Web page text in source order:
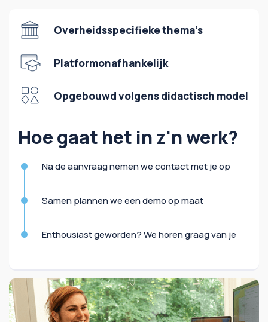
Overheidsspecifieke thema’s
Platformonafhankelijk
Opgebouwd volgens didactisch model
Hoe gaat het in z'n werk?
Na de aanvraag nemen we contact met je op
Samen plannen we een demo op maat
Enthousiast geworden? We horen graag van je